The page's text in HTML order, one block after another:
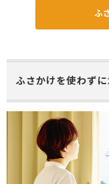
ふ
ふさかけを使わず